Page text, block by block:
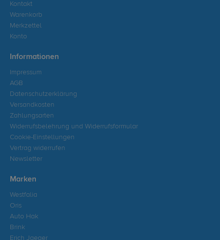
Kontakt
Warenkorb
Merkzettel
Konto
Informationen
Impressum
AGB
Datenschutzerklärung
Versandkosten
Zahlungsarten
Widerrufsbelehrung und Widerrufsformular
Cookie-Einstellungen
Vertrag widerrufen
Newsletter
Marken
Westfalia
Oris
Auto Hak
Brink
Erich Jaeger